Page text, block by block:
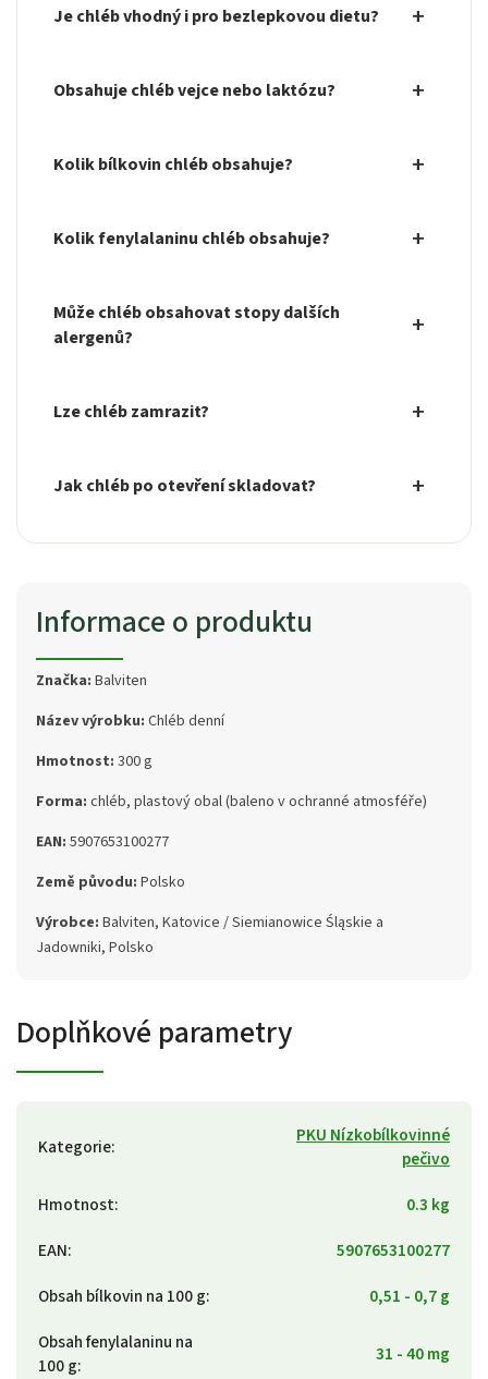
Je chléb vhodný i pro bezlepkovou dietu?
Obsahuje chléb vejce nebo laktózu?
Kolik bílkovin chléb obsahuje?
Kolik fenylalaninu chléb obsahuje?
Může chléb obsahovat stopy dalších
alergenů?
Lze chléb zamrazit?
Jak chléb po otevření skladovat?
Informace o produktu
Značka: Balviten
Název výrobku: Chléb denní
Hmotnost: 300 g
Forma: chléb, plastový obal (baleno v ochranné atmosféře)
EAN: 5907653100277
Země původu: Polsko
Výrobce: Balviten, Katovice / Siemianowice Śląskie a
Jadowniki, Polsko
Doplňkové parametry
Kategorie:
PKU Nízkobílkovinné
pečivo
Hmotnost:
0.3 kg
EAN:
5907653100277
Obsah bílkovin na 100 g:
0,51 - 0,7 g
Obsah fenylalaninu na
100 g: 31 - 40 mg